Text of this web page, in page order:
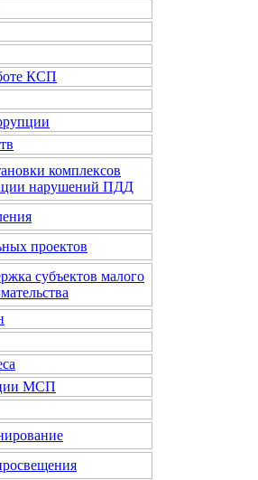
КСП
комплексов
нарушений ПДД
проектов
субъектов малого
МСП